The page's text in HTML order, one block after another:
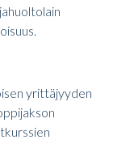
yrittäjyyden